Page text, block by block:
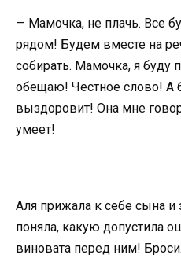
— Мамочка, не плачь. Все
рядом! Будем вместе на
собирать. Мамочка, я
обещаю! Честное слово! А
выздоровит! Она мне
умеет!
Аля прижала к себе сына и
поняла, какую допустила
виновата перед ним!